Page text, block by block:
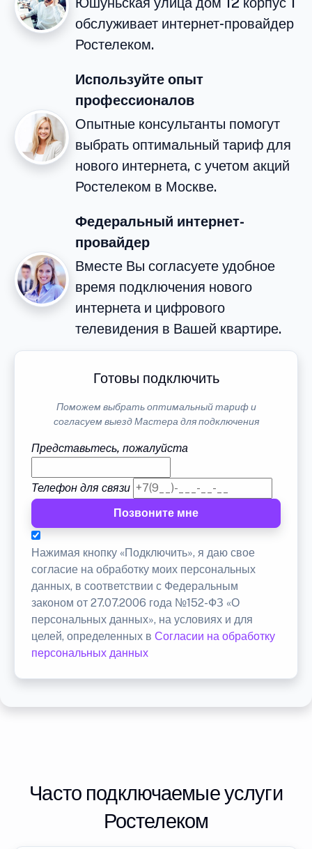
обслуживает интернет-провайдер
Ростелеком.
Используйте опыт
профессионалов
Опытные консультанты помогут
выбрать оптимальный тариф для
нового интернета, с учетом акций
Ростелеком в Москве.
Федеральный интернет-
провайдер
Вместе Вы согласуете удобное
время подключения нового
интернета и цифрового
телевидения в Вашей квартире.
Готовы подключить
Поможем выбрать оптимальный тариф и
согласуем выезд Мастера для подключения
Представьтесь, пожалуйста
Телефон для связи
Позвоните мне
Нажимая кнопку «Подключить», я даю свое
согласие на обработку моих персональных
данных, в соответствии с Федеральным
законом от 27.07.2006 года №152-ФЗ «О
персональных данных», на условиях и для
целей, определенных в Согласии на обработку
персональных данных
Часто подключаемые услуги
Ростелеком